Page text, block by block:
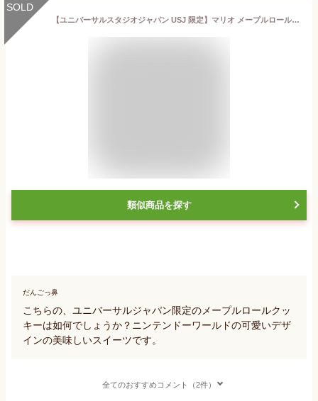
SOLD
【ユニバーサルスタジオジャパン USJ 限定】マリオ メープルロールクッキー スーパー ニンテンドー ワールド お土産 お菓子 ユニバ グッズ
類似商品を探す
だんごっ鼻
こちらの、ユニバーサルジャパン限定のメープルロールクッ
キーは如何でしょうか？ニンテンドーワールドの可愛いデザ
インの美味しいスイーツです。
全てのおすすめコメント（2件）